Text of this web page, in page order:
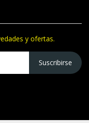
y ofertas.
Suscribirse